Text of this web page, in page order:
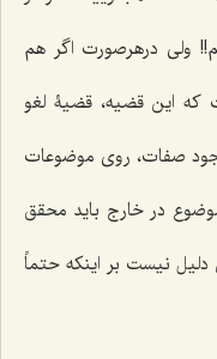
ولى درهرصورت اگر هم
که این قضیه، قضیۀ لغو
صفات، روی موضوعات
در خارج باید محقق
نیست بر اینكه حتماً